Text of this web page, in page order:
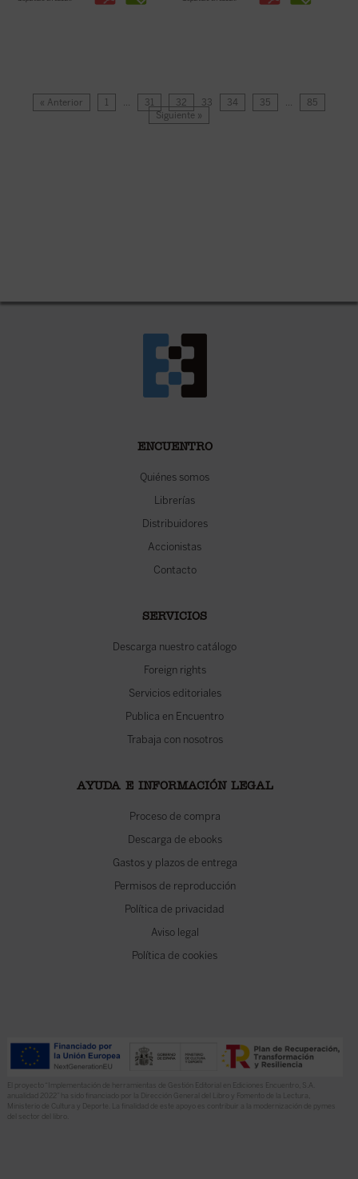
« Anterior 1 … 31 32 33 34 35 …
85
Siguiente »
ENCUENTRO
Quiénes somos
Librerías
Distribuidores
Accionistas
Contacto
SERVICIOS
Descarga nuestro catálogo
Foreign rights
Servicios editoriales
Publica en Encuentro
Trabaja con nosotros
AYUDA E INFORMACIÓN LEGAL
Proceso de compra
Descarga de ebooks
Gastos y plazos de entrega
Permisos de reproducción
Política de privacidad
Aviso legal
Política de cookies
El proyecto “Implementación de herramientas de Gestión Editorial en Ediciones Encuentro, S.A.
anualidad 2022” ha sido financiado por la Dirección General del Libro y Fomento de la Lectura,
Ministerio de Cultura y Deporte. La finalidad de este apoyo es contribuir a la modernización de pymes
del sector del libro.